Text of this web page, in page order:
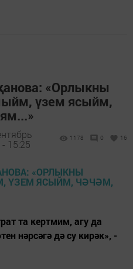
«Орлыкны
үзем ясыйм,
15:25
1178 0 16
та кертмим, агу да
нәрсәгә дә су кирәк», -